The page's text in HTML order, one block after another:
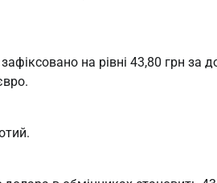
на рівні 43,80 грн за